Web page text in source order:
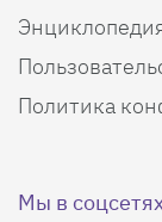
Политика
Мы в